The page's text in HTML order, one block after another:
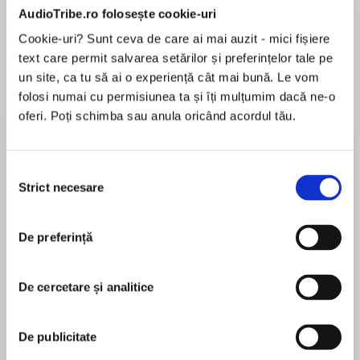
AudioTribe.ro folosește cookie-uri
Cookie-uri? Sunt ceva de care ai mai auzit - mici fișiere
text care permit salvarea setărilor și preferințelor tale pe
un site, ca tu să ai o experiență cât mai bună. Le vom
folosi numai cu permisiunea ta și îți mulțumim dacă ne-o
oferi. Poți schimba sau anula oricând acordul tău.
consimțământului
Strict necesare
De preferință
De cercetare și analitice
De publicitate
Desprecarte
SHORT-LENGTH NOVELLA exclusive on EBOOK
and AUDIO only. Secrets, lies and betrayal
What would you do if you discovered that your
Hayley Martin and Fiona Chambers have been
moment that beautiful Fiona stood up to the
have been inseparable. Twenty years on, they
still share everything, and even run their own
MAI MULT
pentru această carte
Barbara Taylor Bradford was born and raised in